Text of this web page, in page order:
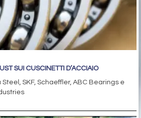
SUI CUSCINETTI D’ACCIAIO
SKF, Schaeffler, ABC Bearings e